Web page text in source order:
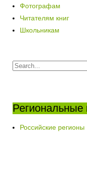
Фотографам
Читателям книг
Школьникам
Региональные
Российские регионы